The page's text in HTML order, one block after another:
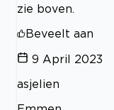
zie boven.
Beveelt aan
9 April 2023
asjelien